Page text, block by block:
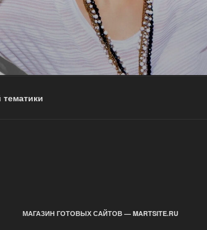
МАГАЗИН ГОТОВЫХ САЙТОВ — MARTSITE.RU